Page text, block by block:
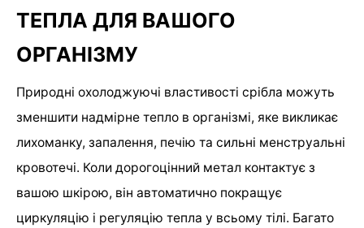
ТЕПЛА ДЛЯ ВАШОГО
ОРГАНІЗМУ
Природні охолоджуючі властивості срібла можуть
зменшити надмірне тепло в організмі, яке викликає
лихоманку, запалення, печію та сильні менструальні
кровотечі. Коли дорогоцінний метал контактує з
вашою шкірою, він автоматично покращує
циркуляцію і регуляцію тепла у всьому тілі. Багато